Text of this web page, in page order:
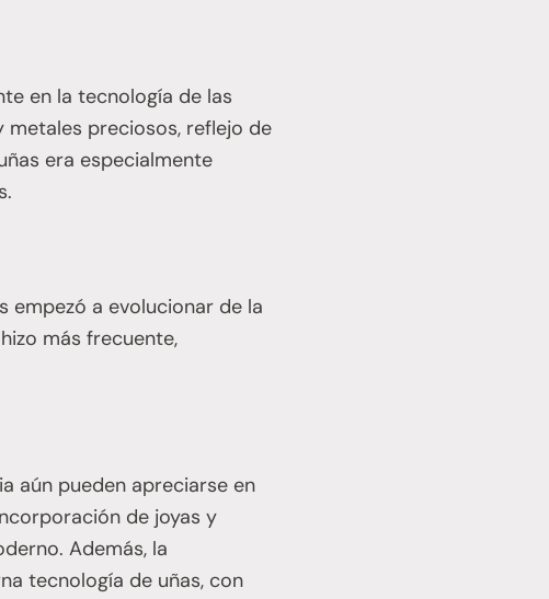
en la tecnología de las
metales preciosos, reflejo de
era especialmente
empezó a evolucionar de la
más frecuente,
aún pueden apreciarse en
de joyas y
Además, la
tecnología de uñas, con